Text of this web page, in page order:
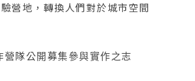
營地，轉換人們對於城市空間
隊公開募集參與實作之志